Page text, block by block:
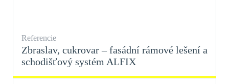
Referencie
Zbraslav, cukrovar – fasádní rámové lešení a
schodišťový systém ALFIX